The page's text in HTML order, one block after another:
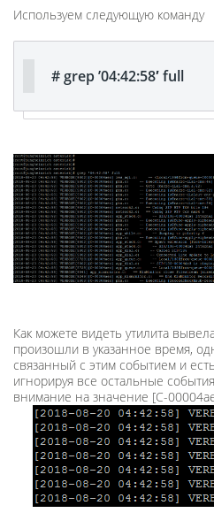
Используем следующую команду
# grep ’04:42:58′ full
Как можете видеть утилита
произошли в указанное время,
связанный с этим событием и
игнорируя все остальные
внимание на значение [C-